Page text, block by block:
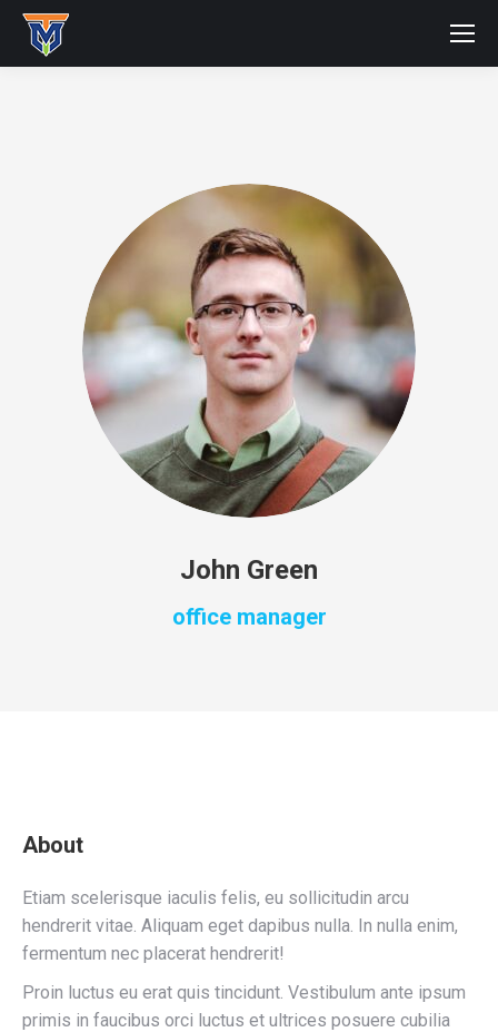
John Green
office manager
About
Etiam scelerisque iaculis felis, eu sollicitudin arcu
hendrerit vitae. Aliquam eget dapibus nulla. In nulla enim,
fermentum nec placerat hendrerit!
Proin luctus eu erat quis tincidunt. Vestibulum ante ipsum
primis in faucibus orci luctus et ultrices posuere cubilia